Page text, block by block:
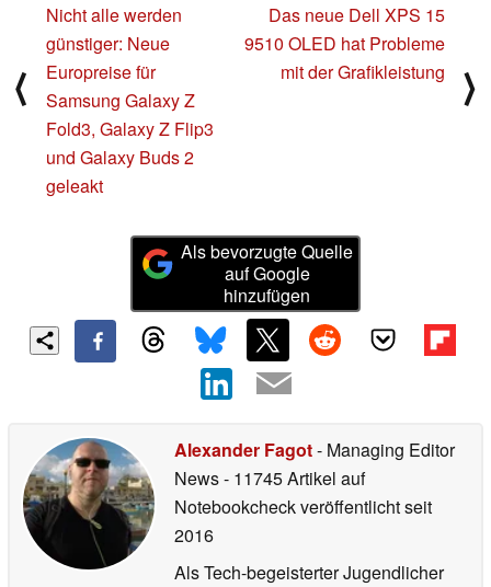
⟨
Nicht alle werden
günstiger: Neue
Europreise für
Samsung Galaxy Z
Fold3, Galaxy Z Flip3
und Galaxy Buds 2
geleakt
Das neue Dell XPS 15
9510 OLED hat Probleme
mit der Grafikleistung
⟩
Als bevorzugte Quelle
auf Google
hinzufügen
Alexander Fagot- Managing Editor
News- 11745 Artikel auf
Notebookcheck veröffentlichtseit
2016
Als Tech-begeisterter Jugendlicher